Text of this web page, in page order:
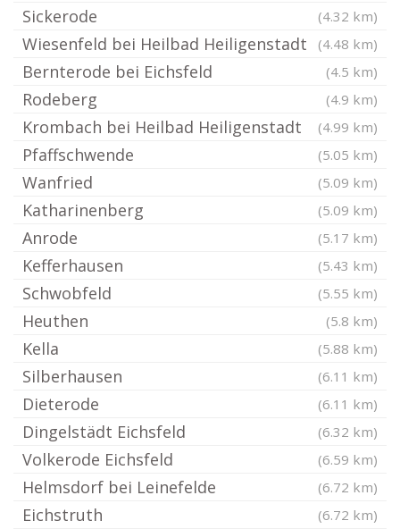
Sickerode (4.32 km)
Wiesenfeld bei Heilbad Heiligenstadt (4.48 km)
Bernterode bei Eichsfeld (4.5 km)
Rodeberg (4.9 km)
Krombach bei Heilbad Heiligenstadt (4.99 km)
Pfaffschwende (5.05 km)
Wanfried (5.09 km)
Katharinenberg (5.09 km)
Anrode (5.17 km)
Kefferhausen (5.43 km)
Schwobfeld (5.55 km)
Heuthen (5.8 km)
Kella (5.88 km)
Silberhausen (6.11 km)
Dieterode (6.11 km)
Dingelstädt Eichsfeld (6.32 km)
Volkerode Eichsfeld (6.59 km)
Helmsdorf bei Leinefelde (6.72 km)
Eichstruth (6.72 km)